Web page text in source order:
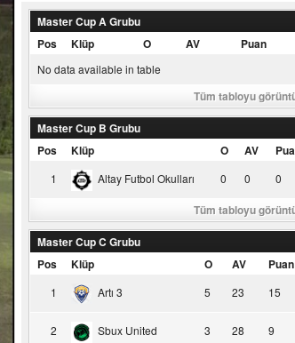
Master Cup A Grubu
Pos
Klüp O AV Puan
No data available in table
Tüm tabloyu
Master Cup B Grubu
Pos
Klüp O AV
1 Altay Futbol Okulları 0 0 0
Tüm tabloyu
Master Cup C Grubu
Pos
Klüp O AV Puan
1 Artı 3 5 23 15
2 Sbux United 3 28 9